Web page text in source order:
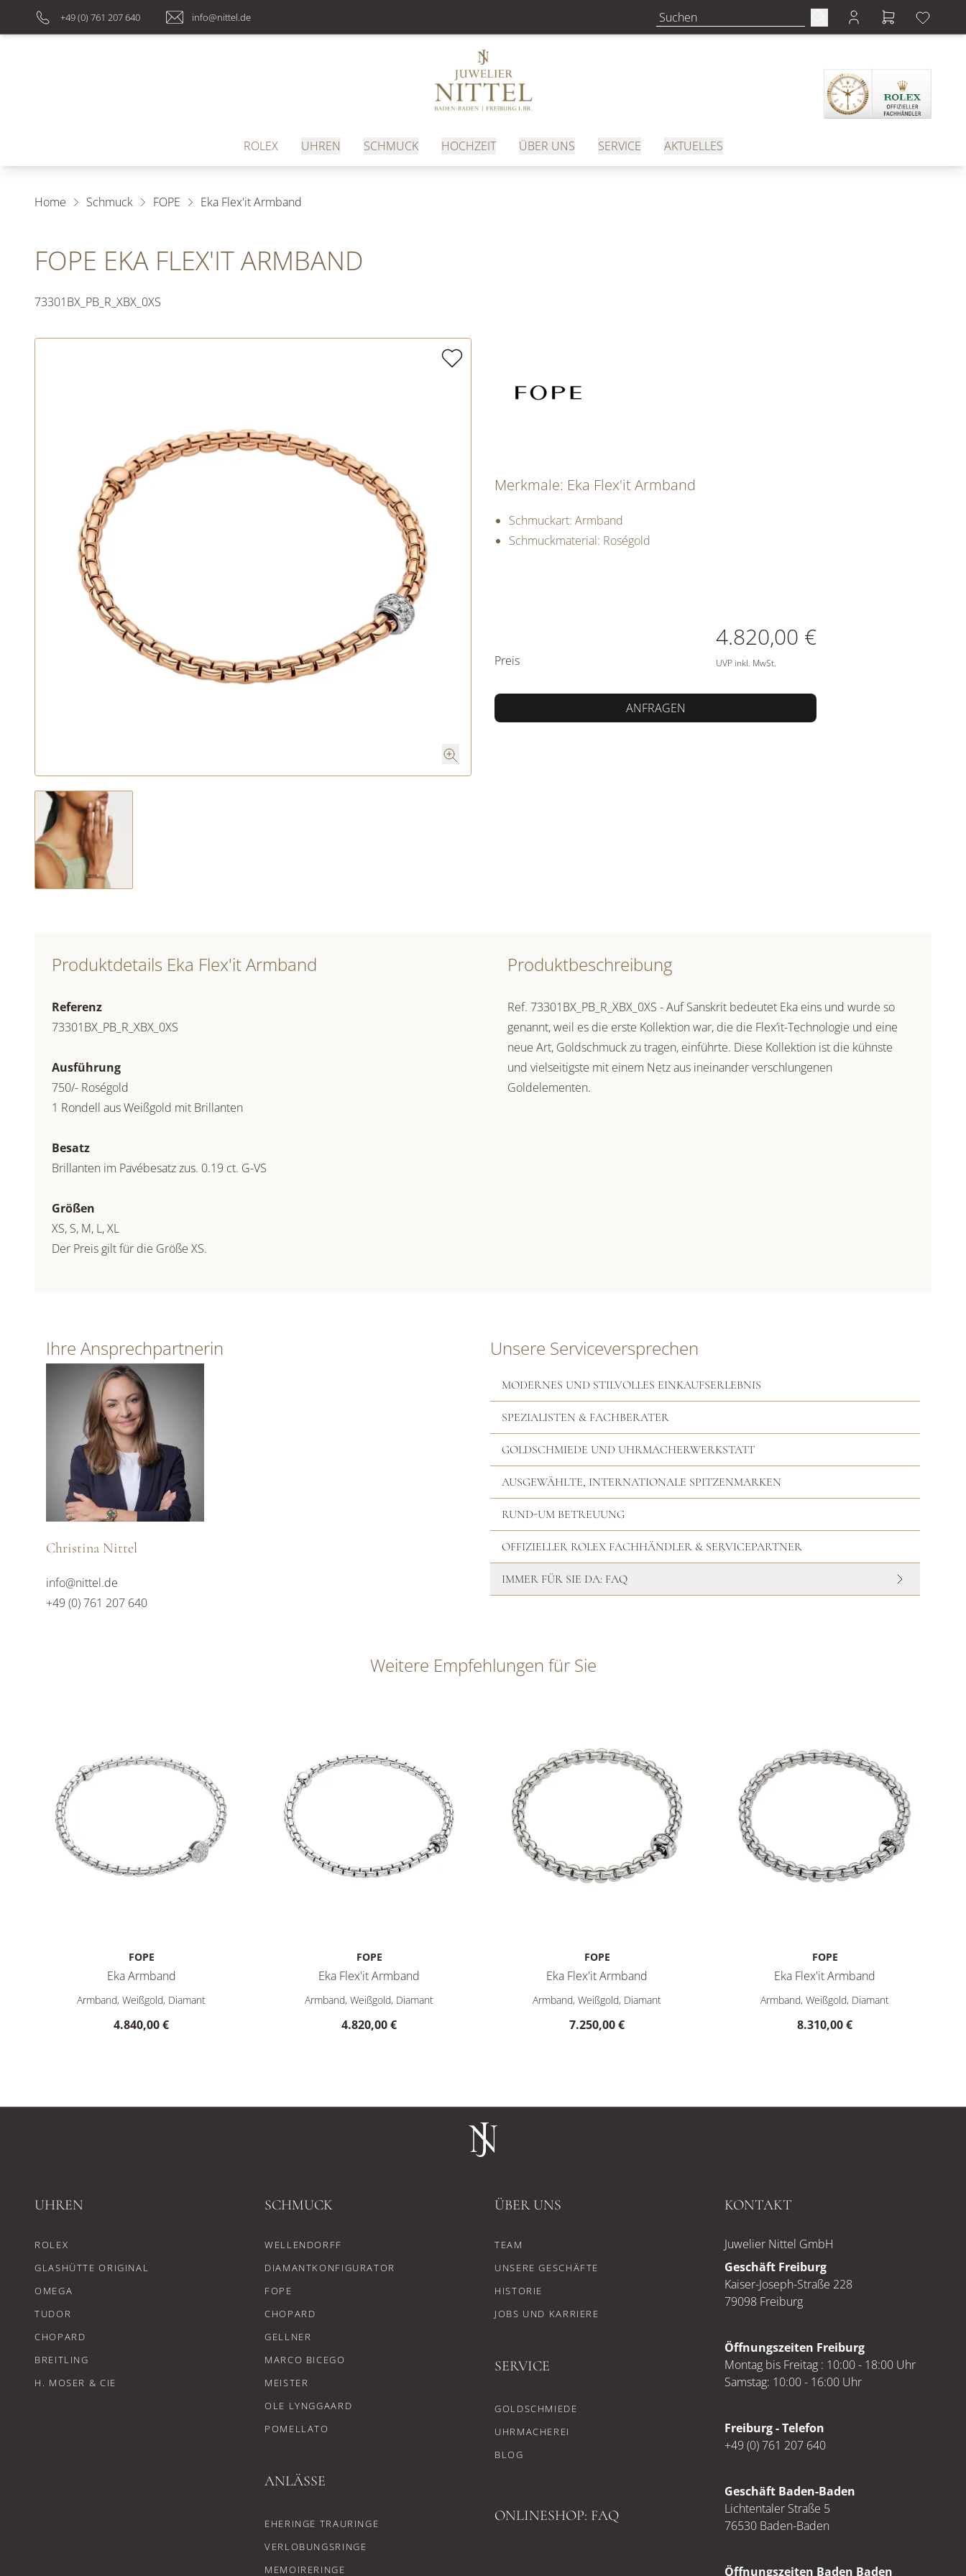
+49 (0) 761 207 640 info@nittel.de
ROLEX UHREN SCHMUCK HOCHZEIT ÜBER UNS SERVICE AKTUELLES
Home Schmuck FOPE Eka Flex'it Armband
FOPE EKA FLEX'IT ARMBAND
73301BX_PB_R_XBX_0XS
Merkmale: Eka Flex'it Armband
Schmuckart: Armband
Schmuckmaterial: Roségold
PREISINFORMATIONEN
Preis
4.820,00 €
UVP inkl. MwSt.
ANFRAGEN
Produktdetails Eka Flex'it Armband
Referenz
73301BX_PB_R_XBX_0XS
Ausführung
750/- Roségold
1 Rondell aus Weißgold mit Brillanten
Besatz
Brillanten im Pavébesatz zus. 0.19 ct. G-VS
Größen
XS, S, M, L, XL
Der Preis gilt für die Größe XS.
Produktbeschreibung
Ref. 73301BX_PB_R_XBX_0XS - Auf Sanskrit bedeutet Eka eins und wurde so
genannt, weil es die erste Kollektion war, die die Flex’it-Technologie und eine
neue Art, Goldschmuck zu tragen, einführte. Diese Kollektion ist die kühnste
und vielseitigste mit einem Netz aus ineinander verschlungenen
Goldelementen.
Ihre Ansprechpartnerin
Christina Nittel
info@nittel.de
+49 (0) 761 207 640
Unsere Serviceversprechen
MODERNES UND STILVOLLES EINKAUFSERLEBNIS
SPEZIALISTEN & FACHBERATER
GOLDSCHMIEDE UND UHRMACHERWERKSTATT
AUSGEWÄHLTE, INTERNATIONALE SPITZENMARKEN
RUND-UM BETREUUNG
OFFIZIELLER ROLEX FACHHÄNDLER & SERVICEPARTNER
IMMER FÜR SIE DA: FAQ
Weitere Empfehlungen für Sie
FOPE
Eka Armband
FOPE Eka Armband, Ref: 73601BX_PB_B_XBX_0XS, Preis: 4.840,00 €
Armband, Weißgold, Diamant
4.840,00 €
FOPE
Eka Flex'it Armband
FOPE Eka Flex'it Armband, Ref: 73301BX_PB_B_XBX_0XS, Preis: 4.820,00 €
Armband, Weißgold, Diamant
4.820,00 €
FOPE
Eka Flex'it Armband
FOPE Eka Flex'it Armband, Ref: 72110BX_BB_B_XBX_0XS, Preis: 7.250,00 €
Armband, Weißgold, Diamant
7.250,00 €
FOPE
Eka Flex'it Armband
FOPE Eka Flex'it Armband, Ref:
Armband, Weißgold, Diamant
8.310,00 €
UHREN
ROLEX
GLASHÜTTE ORIGINAL
OMEGA
TUDOR
CHOPARD
BREITLING
H. MOSER & CIE
SCHMUCK
WELLENDORFF
DIAMANTKONFIGURATOR
FOPE
CHOPARD
GELLNER
MARCO BICEGO
MEISTER
OLE LYNGGAARD
POMELLATO
ANLÄSSE
EHERINGE TRAURINGE
VERLOBUNGSRINGE
MEMOIRERINGE
ÜBER UNS
TEAM
UNSERE GESCHÄFTE
HISTORIE
JOBS UND KARRIERE
SERVICE
GOLDSCHMIEDE
UHRMACHEREI
BLOG
ONLINESHOP: FAQ
KONTAKT
Juwelier Nittel GmbH
Geschäft Freiburg
Kaiser-Joseph-Straße 228
79098 Freiburg
Öffnungszeiten Freiburg
Montag bis Freitag : 10:00 - 18:00 Uhr
Samstag: 10:00 - 16:00 Uhr
Freiburg - Telefon
+49 (0) 761 207 640
Geschäft Baden-Baden
Lichtentaler Straße 5
76530 Baden-Baden
Öffnungszeiten Baden Baden